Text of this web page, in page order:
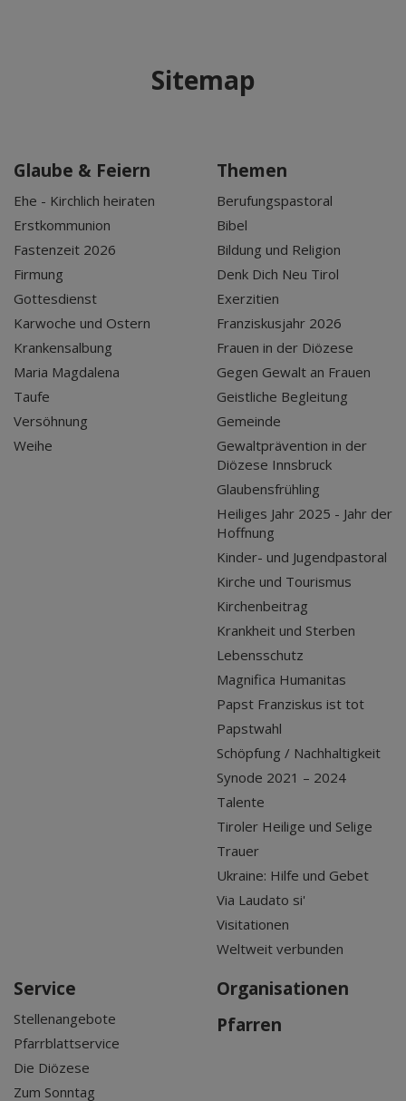
Sitemap
Glaube & Feiern
Ehe - Kirchlich heiraten
Erstkommunion
Fastenzeit 2026
Firmung
Gottesdienst
Karwoche und Ostern
Krankensalbung
Maria Magdalena
Taufe
Versöhnung
Weihe
Themen
Berufungspastoral
Bibel
Bildung und Religion
Denk Dich Neu Tirol
Exerzitien
Franziskusjahr 2026
Frauen in der Diözese
Gegen Gewalt an Frauen
Geistliche Begleitung
Gemeinde
Gewaltprävention in der
Diözese Innsbruck
Glaubensfrühling
Heiliges Jahr 2025 - Jahr der
Hoffnung
Kinder- und Jugendpastoral
Kirche und Tourismus
Kirchenbeitrag
Krankheit und Sterben
Lebensschutz
Magnifica Humanitas
Papst Franziskus ist tot
Papstwahl
Schöpfung / Nachhaltigkeit
Synode 2021 – 2024
Talente
Tiroler Heilige und Selige
Trauer
Ukraine: Hilfe und Gebet
Via Laudato si'
Visitationen
Weltweit verbunden
Service
Stellenangebote
Pfarrblattservice
Die Diözese
Zum Sonntag
Organisationen
Pfarren